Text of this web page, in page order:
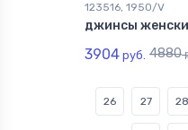
123516, 1950/V
джинсы
3904 руб. 4880
26 27 28